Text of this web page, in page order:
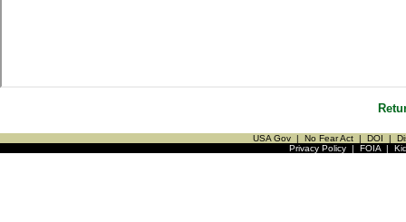
USA Gov | No Fear Act | DOI |
Privacy Policy| FOIA|